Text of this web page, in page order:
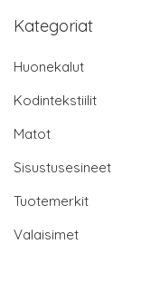
Kategoriat
Huonekalut
Kodintekstiilit
Matot
Sisustusesineet
Tuotemerkit
Valaisimet